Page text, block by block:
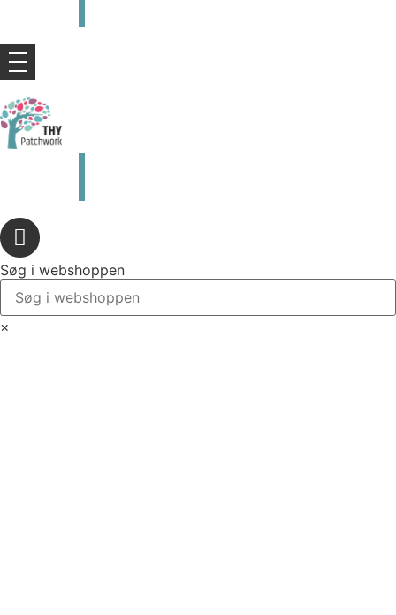
Søg i webshoppen
×